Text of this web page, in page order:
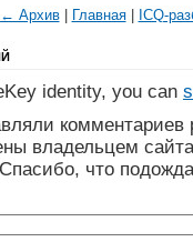
← Архив| Главная| ICQ-
identity, you can
владельцем
что